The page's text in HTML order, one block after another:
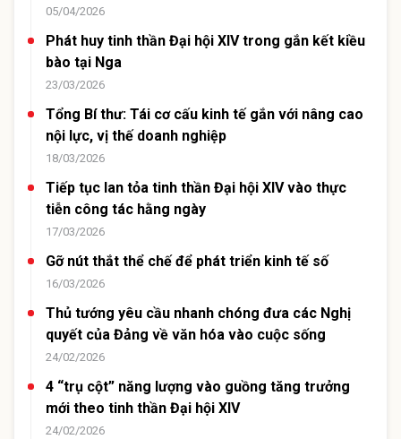
05/04/2026
Phát huy tinh thần Đại hội XIV trong gắn kết kiều
bào tại Nga
23/03/2026
Tổng Bí thư: Tái cơ cấu kinh tế gắn với nâng cao
nội lực, vị thế doanh nghiệp
18/03/2026
Tiếp tục lan tỏa tinh thần Đại hội XIV vào thực
tiễn công tác hằng ngày
17/03/2026
Gỡ nút thắt thể chế để phát triển kinh tế số
16/03/2026
Thủ tướng yêu cầu nhanh chóng đưa các Nghị
quyết của Đảng về văn hóa vào cuộc sống
24/02/2026
4 “trụ cột” năng lượng vào guồng tăng trưởng
mới theo tinh thần Đại hội XIV
24/02/2026